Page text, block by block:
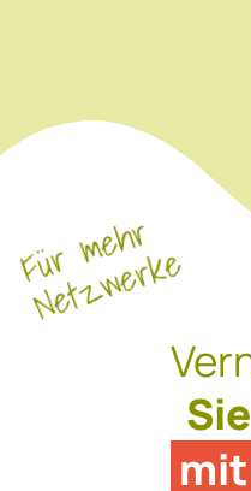
Für mehr
Netzwerke